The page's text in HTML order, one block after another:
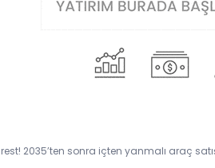
2035’ten sonra içten yanmalı araç